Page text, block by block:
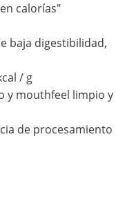
calorías"
baja digestibilidad,
/ g
y mouthfeel limpio y
de procesamiento